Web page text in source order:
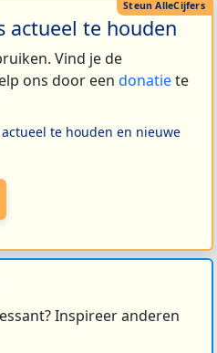
actueel te houden
Vind je de
ons door een donatiete
te houden en nieuwe
Inspireer anderen